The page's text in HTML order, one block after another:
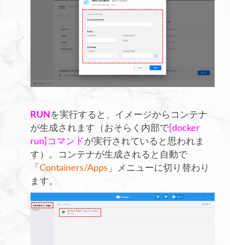
RUN を実行すると、イメージからコンテナ
が生成されます（おそらく内部で[docker
run]コマンドが実行されていると思われま
す）。コンテナが生成されると自動で
「Containers/Apps 」メニューに切り替わり
ます。